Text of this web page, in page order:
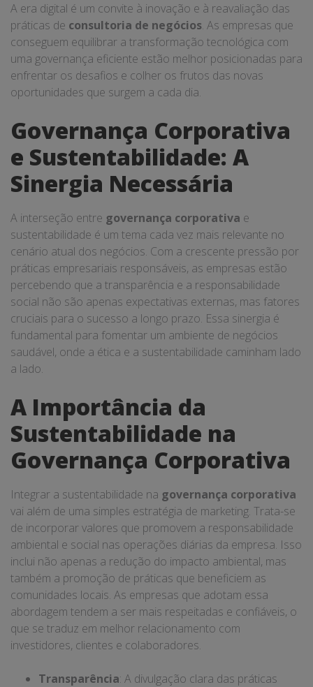
A era digital é um convite à inovação e à reavaliação das
práticas de consultoria de negócios. As empresas que
conseguem equilibrar a transformação tecnológica com
uma governança eficiente estão melhor posicionadas para
enfrentar os desafios e colher os frutos das novas
oportunidades que surgem a cada dia.
Governança Corporativa
e Sustentabilidade: A
Sinergia Necessária
A interseção entre governança corporativa e
sustentabilidade é um tema cada vez mais relevante no
cenário atual dos negócios. Com a crescente pressão por
práticas empresariais responsáveis, as empresas estão
percebendo que a transparência e a responsabilidade
social não são apenas expectativas externas, mas fatores
cruciais para o sucesso a longo prazo. Essa sinergia é
fundamental para fomentar um ambiente de negócios
saudável, onde a ética e a sustentabilidade caminham lado
a lado.
A Importância da
Sustentabilidade na
Governança Corporativa
Integrar a sustentabilidade na governança corporativa
vai além de uma simples estratégia de marketing. Trata-se
de incorporar valores que promovem a responsabilidade
ambiental e social nas operações diárias da empresa. Isso
inclui não apenas a redução do impacto ambiental, mas
também a promoção de práticas que beneficiem as
comunidades locais. As empresas que adotam essa
abordagem tendem a ser mais respeitadas e confiáveis, o
que se traduz em melhor relacionamento com
investidores, clientes e colaboradores.
Transparência: A divulgação clara das práticas